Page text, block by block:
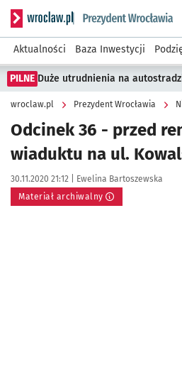
Serwis informacyjny wroclaw.pl
Aktualności Baza Inwestycji
PILNE Duże utrudnienia na
wroclaw.pl Prezydent Wrocławia
Odcinek 36 - przed
wiaduktu na ul.
Data publikacji:
30.11.2020 21:12 | Autor:
Ewelina Bartoszewska
Materiał archiwalny